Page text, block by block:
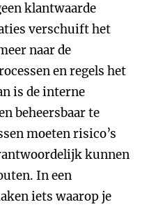
klantwaarde
verschuift het
naar de
en regels het
is de interne
beheersbaar te
moeten risico’s
kunnen
In een
iets waarop je